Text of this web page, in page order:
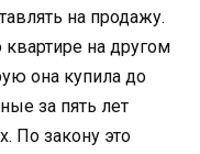
на продажу.
на другом
она купила до
за пять лет
По закону это